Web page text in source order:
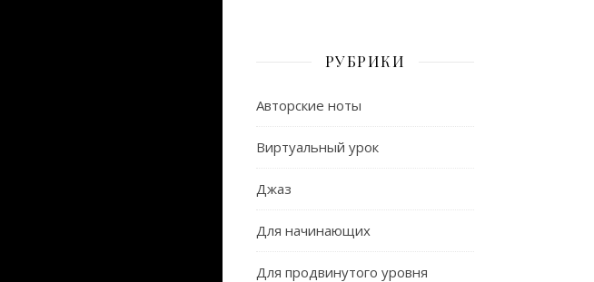
РУБРИКИ
Авторские ноты
Виртуальный урок
Джаз
Для начинающих
Для продвинутого уровня